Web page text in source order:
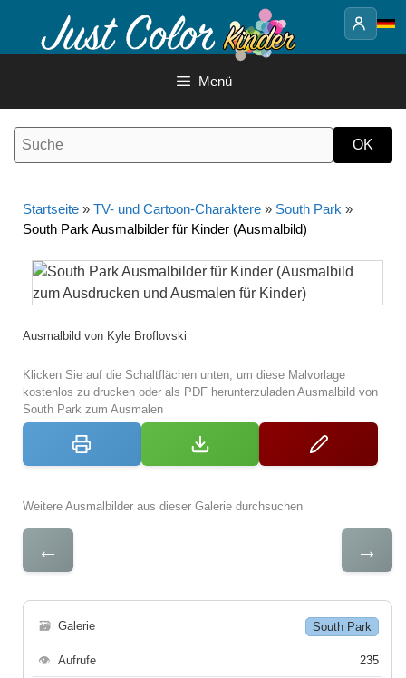
Inhalt
Menü
Startseite » TV- und Cartoon-Charaktere » South Park »
South Park Ausmalbilder für Kinder (Ausmalbild)
Ausmalbild von Kyle Broflovski
Klicken Sie auf die Schaltflächen unten, um diese Malvorlage
kostenlos zu drucken oder als PDF herunterzuladen Ausmalbild von
South Park zum Ausmalen
Weitere Ausmalbilder aus dieser Galerie durchsuchen
← →
🗃 Galerie South Park
👁 Aufrufe 235